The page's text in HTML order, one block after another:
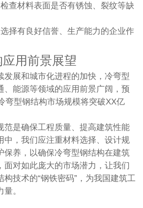
查材料表面是否有锈蚀、裂纹等缺
择有良好信誉、生产能力的企业作
用前景展望
发展和城市化进程的加快，冷弯型
、能源等领域的应用前景广阔，预
弯型钢结构市场规模将突破XX亿
范是确保工程质量、提高建筑性能
中，我们应注重材料选择、设计规
保养，以确保冷弯型钢结构在建筑
面对如此庞大的市场潜力，让我们
技术的“钢铁密码”，为我国建筑工
。